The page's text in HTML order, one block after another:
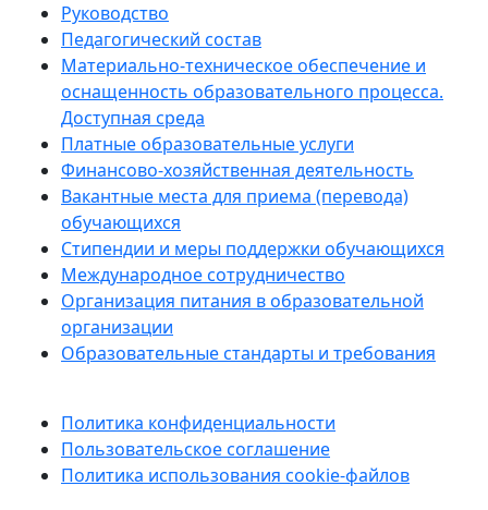
Руководство
Педагогический состав
Материально-техническое обеспечение и
оснащенность образовательного процесса.
Доступная среда
Платные образовательные услуги
Финансово-хозяйственная деятельность
Вакантные места для приема (перевода)
обучающихся
Стипендии и меры поддержки обучающихся
Международное сотрудничество
Организация питания в образовательной
организации
Образовательные стандарты и требования
Политика конфиденциальности
Пользовательское соглашение
Политика использования cookie-файлов